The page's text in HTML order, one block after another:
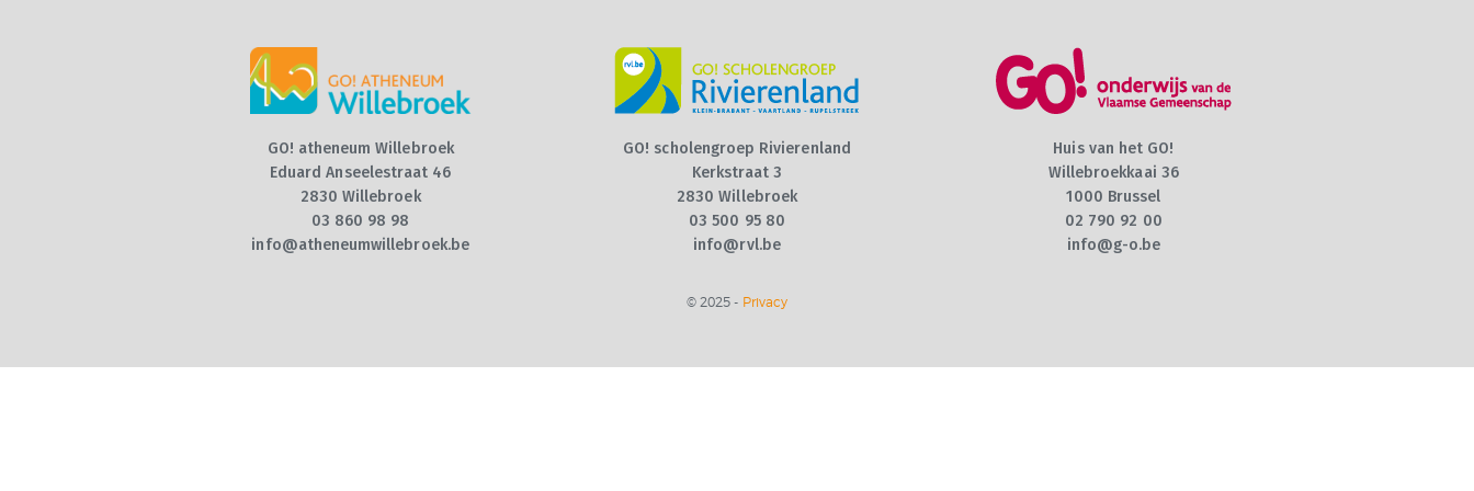
2026 – 2027 +
VOLZETVERKLARINGEN
CONTACT
GO! atheneum Willebroek
Eduard Anseelestraat 46
2830 Willebroek
03 860 98 98
info@atheneumwillebroek.be
GO! scholengroep Rivierenland
Kerkstraat 3
2830 Willebroek
03 500 95 80
info@rvl.be
Huis van het GO!
Willebroekkaai 36
1000 Brussel
02 790 92 00
info@g-o.be
© 2025 - Privacy